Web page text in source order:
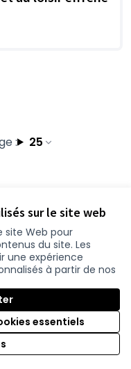
sur le site web
site Web pour
du site. Les
une expérience
à partir de nos
essentiels
: 25
Instagram
sur YouTube
(Nouvelle fenêtre)
.
Licence
(Nouvelle